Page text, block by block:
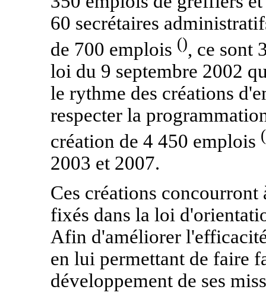
60 secrétaires
de 700 emplois (), ce sont
loi du 9 septembre 2002
le rythme des créations
respecter la
création de 4 450 emplois
2003 et 2007.
Ces créations
fixés dans la loi
Afin d'améliorer
en lui permettant de faire
développement de ses